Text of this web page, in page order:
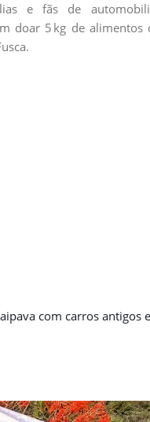
e fãs de
doar 5 kg de alimentos
com carros antigos